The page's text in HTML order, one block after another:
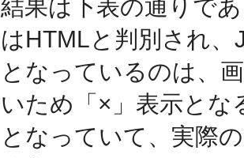
結果は下表の通りで
はHTMLと判別され
となっているのは、
いため「×」表示と
となっていて、実際